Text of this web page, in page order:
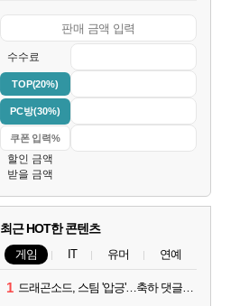
수수료
TOP(20%)
PC방(30%)
할인 금액
받을 금액
최근 HOT한 콘텐츠
게임 IT 유머 연예
1 드래곤소드, 스팀 '압긍'…축하 댓글 달고 게임 코드 받자!